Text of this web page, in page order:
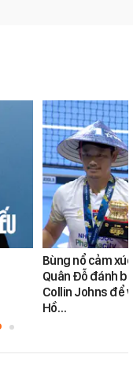
Bùng nổ cảm
Quân Đỗ đánh
Collin Johns để
Hồ…